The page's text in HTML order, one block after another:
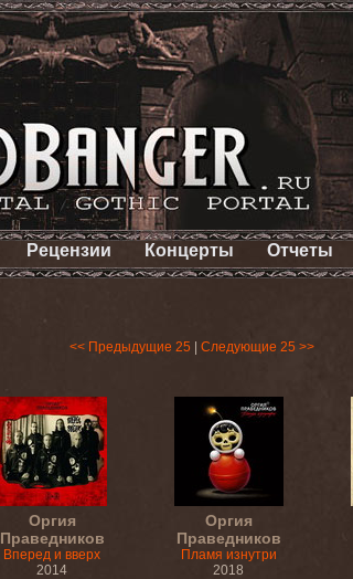
Рецензии Концерты Отчеты
<< Предыдущие 25 Следующие 25 >>
Оргия
Праведников
Вперед и вверх
2014
Оргия
Праведников
Пламя изнутри
2018